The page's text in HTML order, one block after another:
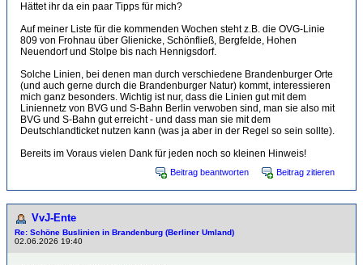
Hättet ihr da ein paar Tipps für mich?
Auf meiner Liste für die kommenden Wochen steht z.B. die OVG-Linie
809 von Frohnau über Glienicke, Schönfließ, Bergfelde, Hohen
Neuendorf und Stolpe bis nach Hennigsdorf.
Solche Linien, bei denen man durch verschiedene Brandenburger Orte
(und auch gerne durch die Brandenburger Natur) kommt, interessieren
mich ganz besonders. Wichtig ist nur, dass die Linien gut mit dem
Liniennetz von BVG und S-Bahn Berlin verwoben sind, man sie also mit
BVG und S-Bahn gut erreicht - und dass man sie mit dem
Deutschlandticket nutzen kann (was ja aber in der Regel so sein sollte).
Bereits im Voraus vielen Dank für jeden noch so kleinen Hinweis!
Beitrag beantworten Beitrag zitieren
VvJ-Ente
Re: Schöne Buslinien in Brandenburg (Berliner Umland)
02.06.2026 19:40